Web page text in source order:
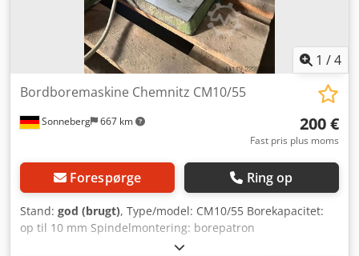
1 /4
Sonneberg 667 km
Bordboremaskine Chemnitz CM10/55
200 €
Fast pris plus moms
Forespørge Ring op
Stand: god (brugt), Type/model: CM10/55 Borekapacitet:
op til 10 mm Spindelmontering: borepatron
Omdrejningstal: 460 til 2.190 o/min. (?) Slaglængde: 100